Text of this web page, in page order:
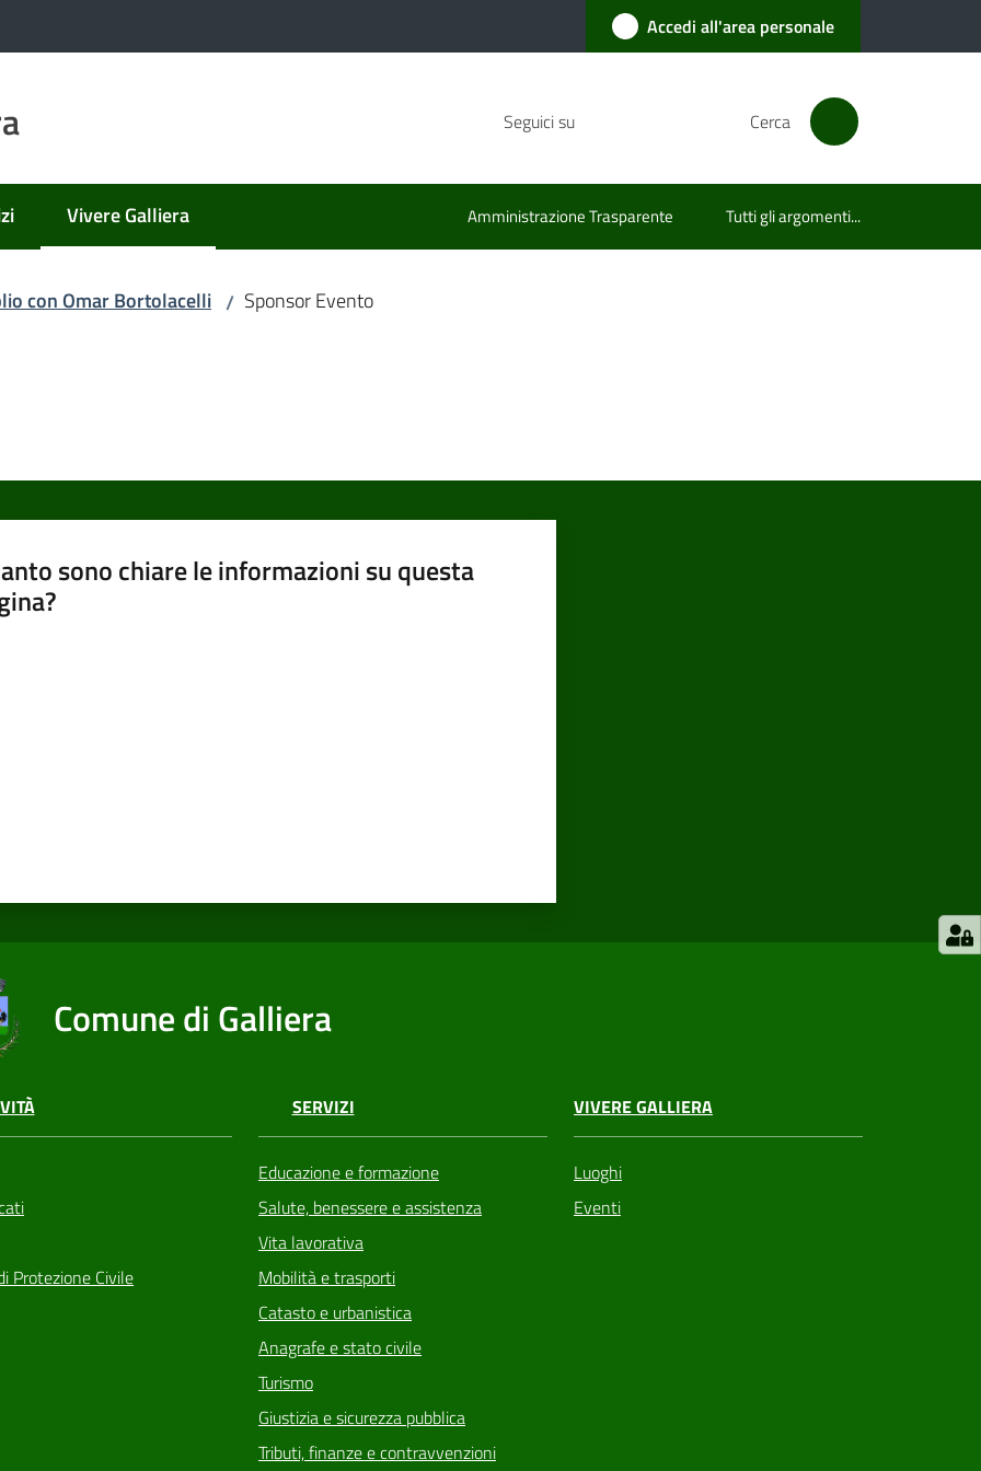
Accedi all'area personale
Seguici su Cerca
Vivere Galliera
Menu selezionato Amministrazione Trasparente Tutti gli argomenti...
con Omar Bortolacelli / Sponsor Evento
sono chiare le informazioni su questa
Comune di Galliera
Protezione Civile
SERVIZI
Educazione e formazione
Salute, benessere e assistenza
Vita lavorativa
Mobilità e trasporti
Catasto e urbanistica
Anagrafe e stato civile
Turismo
Giustizia e sicurezza pubblica
Tributi, finanze e contravvenzioni
VIVERE GALLIERA
Luoghi
Eventi